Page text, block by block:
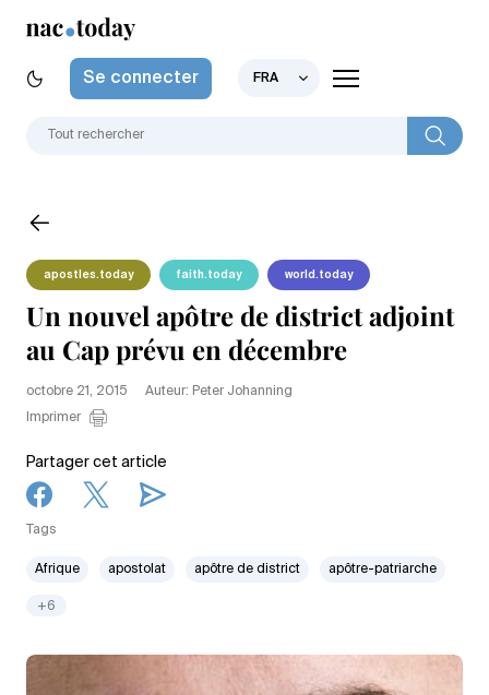
Se connecter FRA
apostles.today faith.today world.today
Un nouvel apôtre de district adjoint
au Cap prévu en décembre
octobre 21, 2015
Auteur: Peter Johanning
Imprimer
Partager cet article
Tags
Afrique apostolat apôtre de district apôtre-patriarche
+6